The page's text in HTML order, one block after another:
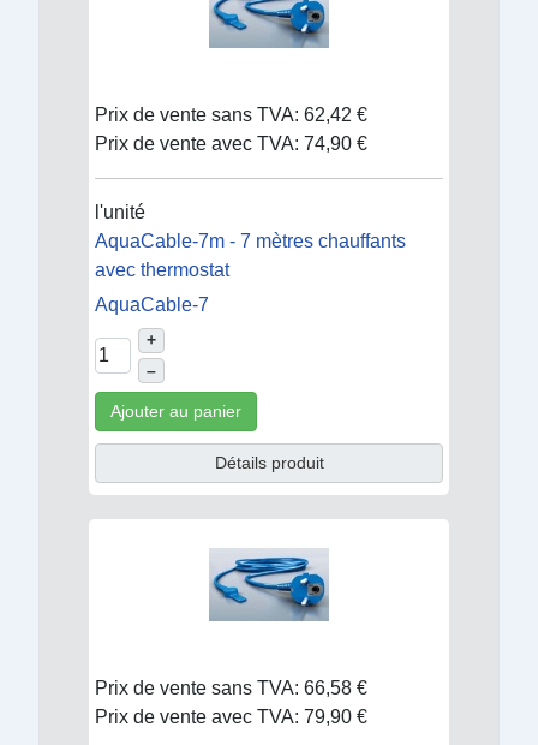
Prix de vente sans TVA: 62,42 €
Prix de vente avec TVA: 74,90 €
l'unité
AquaCable-7m - 7 mètres chauffants
avec thermostat
AquaCable-7
+
–
Ajouter au panier
Détails produit
Prix de vente sans TVA: 66,58 €
Prix de vente avec TVA: 79,90 €